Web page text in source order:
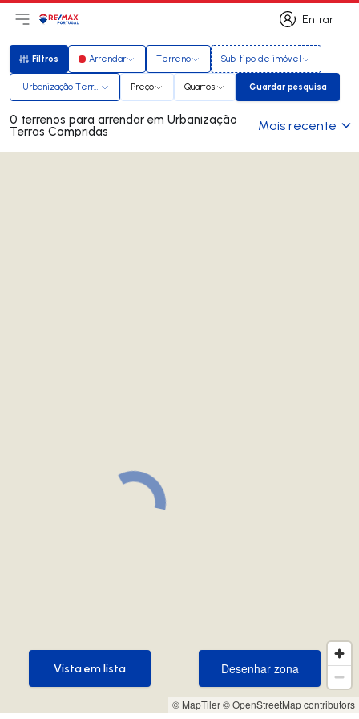
Entrar
Entrar
Abri menu principal
LogoIr para página inicial
Filtros
Filtros Arrendar Terreno Sub-tipo de imóvel
Urbanização Terras Compridas
Preço Quartos Guardar
Guardar pesquisa
0 terrenos para arrendar em Urbanização
Terras Compridas Mais recente
© MapTiler© OpenStreetMap contributors
Desenhar zona
Desenhar zona
Vista em lista
Vista em lista